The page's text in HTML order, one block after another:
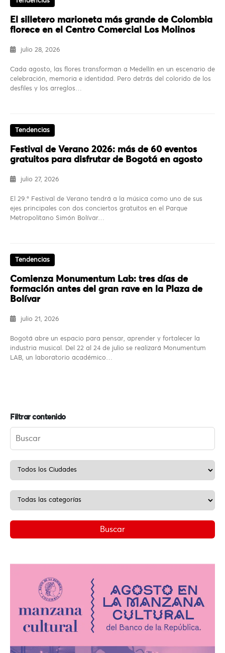
El silletero marioneta más grande de Colombia
florece en el Centro Comercial Los Molinos
julio 28, 2026
Cada agosto, las flores transforman a Medellín en un escenario de
celebración, memoria e identidad. Pero detrás del colorido de los
desfiles y los arreglos…
Tendencias
Festival de Verano 2026: más de 60 eventos
gratuitos para disfrutar de Bogotá en agosto
julio 27, 2026
El 29.º Festival de Verano tendrá a la música como uno de sus
ejes principales con dos conciertos gratuitos en el Parque
Metropolitano Simón Bolívar…
Tendencias
Comienza Monumentum Lab: tres días de
formación antes del gran rave en la Plaza de
Bolívar
julio 21, 2026
Bogotá abre un espacio para pensar, aprender y fortalecer la
industria musical. Del 22 al 24 de julio se realizará Monumentum
LAB, un laboratorio académico…
Filtrar contenido